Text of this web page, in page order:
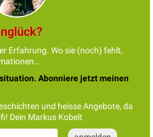
Erfahrung. Wo sie (noch) fehlt,
Abonniere jetzt meinen
und heisse Angebote, da
Dein Markus Kobelt